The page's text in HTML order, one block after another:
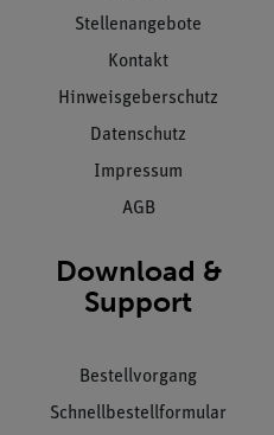
Stellenangebote
Kontakt
Hinweisgeberschutz
Datenschutz
Impressum
AGB
Download &
Support
Bestellvorgang
Schnellbestellformular